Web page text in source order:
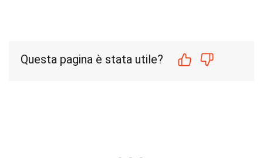
Questa pagina è stata utile?